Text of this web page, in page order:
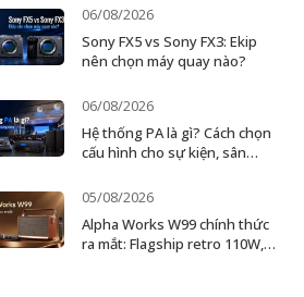
06/08/2026
Sony FX5 vs Sony FX3: Ekip
nên chọn máy quay nào?
06/08/2026
Hệ thống PA là gì? Cách chọn
cấu hình cho sự kiện, sân
05/08/2026
Alpha Works W99 chính thức
ra mắt: Flagship retro 110W,